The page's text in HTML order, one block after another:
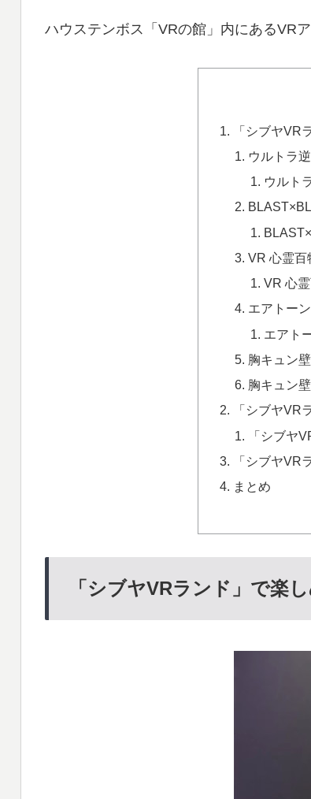
ハウステンボス「VRの館」内にあるVR
「シブヤVR
ウルトラ
ウルト
VR 心霊百
VR 心
エアトーン
エアト
胸キュン
胸キュン
「シブヤVR
「シブヤ
「シブヤVR
まとめ
「シブヤVRランド」で楽